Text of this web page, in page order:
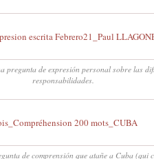
escrita Febrero21_Paul
pregunta de expresión personal sobre las
responsabilidades.
200 mots_CUBA
de comprensión que atañe a Cuba